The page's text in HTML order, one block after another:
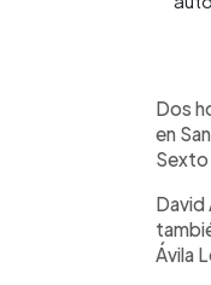
Dos
en
Sexto
David
Ávila